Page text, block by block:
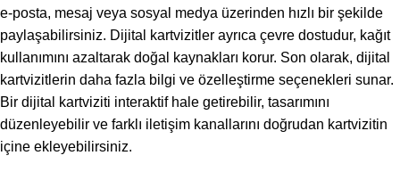
e-posta, mesaj veya sosyal medya üzerinden hızlı bir şekilde
paylaşabilirsiniz. Dijital kartvizitler ayrıca çevre dostudur, kağıt
kullanımını azaltarak doğal kaynakları korur. Son olarak, dijital
kartvizitlerin daha fazla bilgi ve özelleştirme seçenekleri sunar.
Bir dijital kartviziti interaktif hale getirebilir, tasarımını
düzenleyebilir ve farklı iletişim kanallarını doğrudan kartvizitin
içine ekleyebilirsiniz.